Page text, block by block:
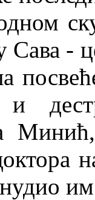
Сава -
и
Минић,